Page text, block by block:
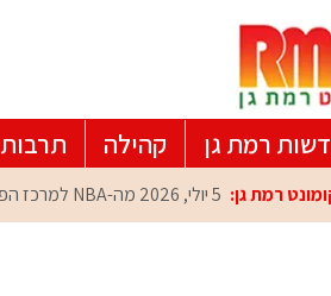
רמת גן קהילה תרבות
רמת גן: 5 יולי, 2026 מה-NBA למרכז הפיתוח ברמת גן: עומרי כספי במפגש הוקרה מיוחד